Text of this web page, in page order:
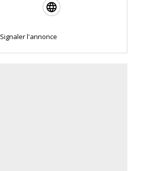
Signaler l'annonce